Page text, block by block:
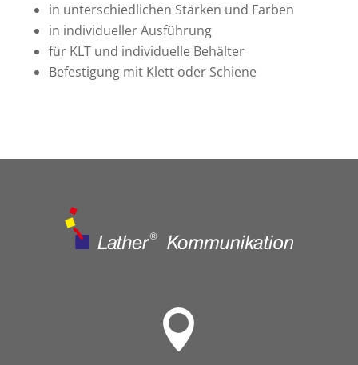
in unterschiedlichen Stärken und Farben
in individueller Ausführung
für KLT und individuelle Behälter
Befestigung mit Klett oder Schiene
